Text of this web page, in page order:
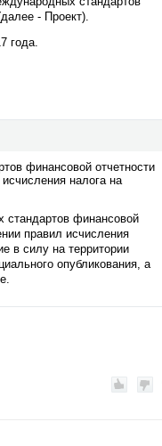
- Проект).
года.
финансовой отчетности
налога на
стандартов финансовой
правил исчисления
в силу на территории
опубликования, а